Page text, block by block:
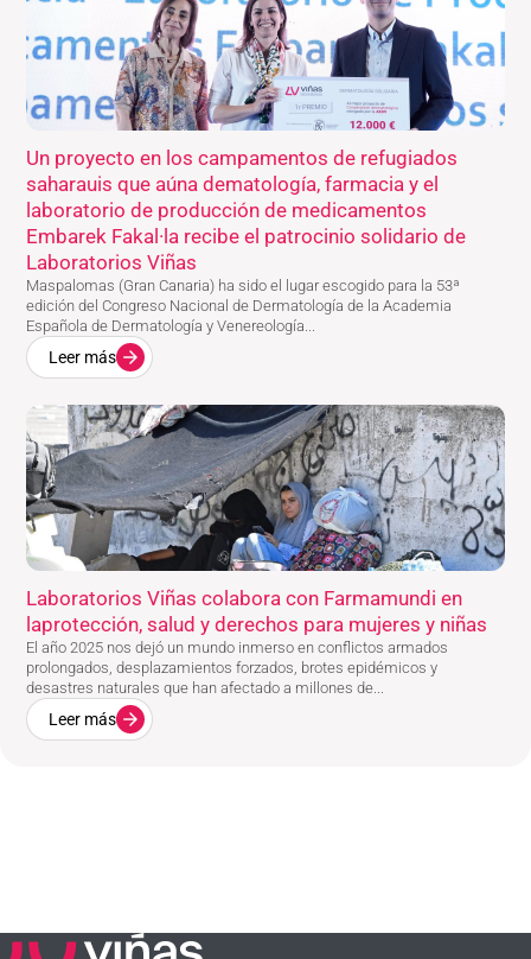
Un proyecto en los campamentos de refugiados
saharauis que aúna dematología, farmacia y el
laboratorio de producción de medicamentos
Embarek Fakal·la recibe el patrocinio solidario de
Laboratorios Viñas
Maspalomas (Gran Canaria) ha sido el lugar escogido para la 53ª
edición del Congreso Nacional de Dermatología de la Academia
Española de Dermatología y Venereología...
Leer más
Laboratorios Viñas colabora con Farmamundi en
laprotección, salud y derechos para mujeres y niñas
El año 2025 nos dejó un mundo inmerso en conflictos armados
prolongados, desplazamientos forzados, brotes epidémicos y
desastres naturales que han afectado a millones de...
Leer más